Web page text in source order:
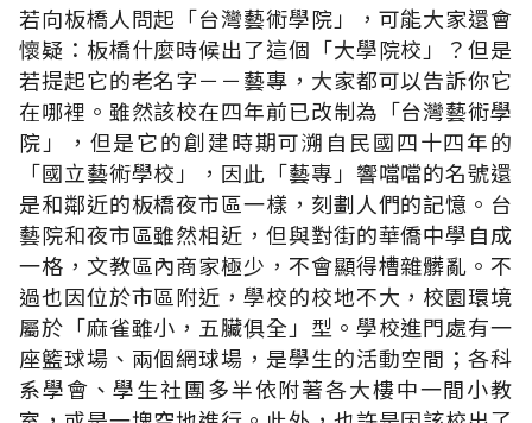
若向板橋人問起「台灣藝術學院」，可能大家還會
懷疑：板橋什麼時候出了這個「大學院校」？但是
若提起它的老名字－－藝專，大家都可以告訴你它
在哪裡。雖然該校在四年前已改制為「台灣藝術學
院」，但是它的創建時期可溯自民國四十四年的
「國立藝術學校」，因此「藝專」響噹噹的名號還
是和鄰近的板橋夜市區一樣，刻劃人們的記憶。台
藝院和夜市區雖然相近，但與對街的華僑中學自成
一格，文教區內商家極少，不會顯得槽雜髒亂。不
過也因位於市區附近，學校的校地不大，校園環境
屬於「麻雀雖小，五臟俱全」型。學校進門處有一
座籃球場、兩個網球場，是學生的活動空間；各科
系學會、學生社團多半依附著各大樓中一間小教